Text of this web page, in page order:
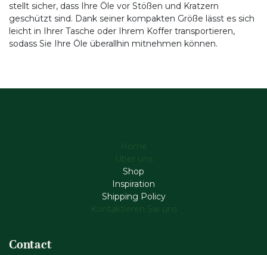
stellt sicher, dass Ihre Öle vor Stößen und Kratzern
geschützt sind. Dank seiner kompakten Größe lässt es sich
leicht in Ihrer Tasche oder Ihrem Koffer transportieren,
sodass Sie Ihre Öle überallhin mitnehmen können.
Home
Über uns
Shop
Inspiration
Shipping Policy
Kontaktieren Sie uns
Contact